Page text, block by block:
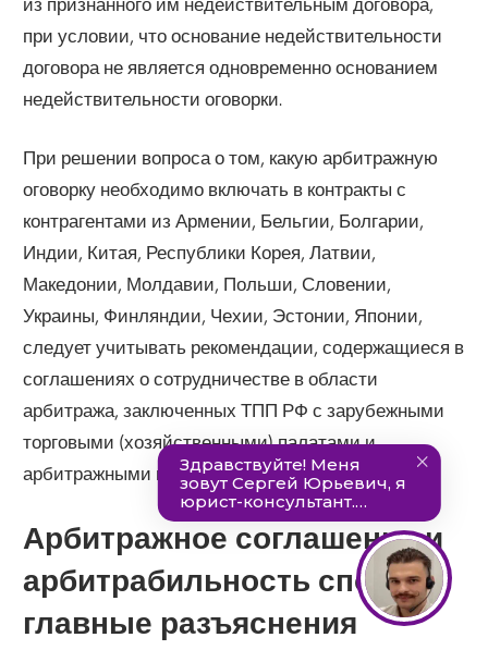
при условии, что основание недействительности
договора не является одновременно основанием
недействительности оговорки.
При решении вопроса о том, какую арбитражную
оговорку необходимо включать в контракты с
контрагентами из Армении, Бельгии, Болгарии,
Индии, Китая, Республики Корея, Латвии,
Македонии, Молдавии, Польши, Словении,
Украины, Финляндии, Чехии, Эстонии, Японии,
следует учитывать рекомендации, содержащиеся в
соглашениях о сотрудничестве в области
арбитража, заключенных ТПП РФ с зарубежными
торговыми (хозяйственными) палатами и
арбитражными центрами.
Арбитражное соглашение и
арбитрабильность споров:
главные разъяснения